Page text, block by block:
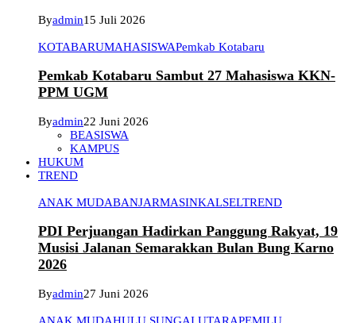
Byadmin15 Juli 2026
KOTABARUMAHASISWAPemkab Kotabaru
Pemkab Kotabaru Sambut 27 Mahasiswa KKN-
PPM UGM
Byadmin22 Juni 2026
BEASISWA
KAMPUS
HUKUM
TREND
ANAK MUDABANJARMASINKALSELTREND
PDI Perjuangan Hadirkan Panggung Rakyat, 19
Musisi Jalanan Semarakkan Bulan Bung Karno
2026
Byadmin27 Juni 2026